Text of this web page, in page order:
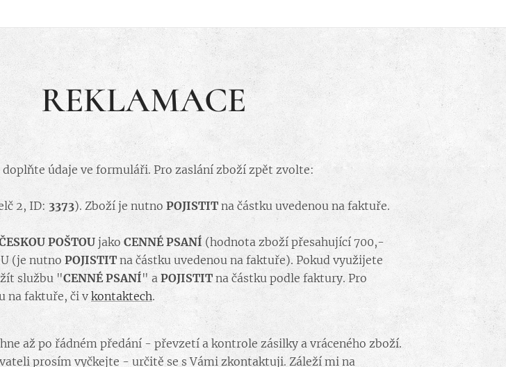
REKLAMACE
údaje ve formuláři. Pro zaslání zboží zpět zvolte:
2, ID: 3373). Zboží je nutno POJISTIT na částku uvedenou na faktuře.
POŠTOU jako CENNÉ PSANÍ (hodnota zboží přesahující 700,-
(je nutno POJISTIT na částku uvedenou na faktuře). Pokud využijete
službu "CENNÉ PSANÍ" aPOJISTIT na částku podle faktury. Pro
na faktuře, či v kontaktech.
až po řádném předání - převzetí a kontrole zásilky a vráceného zboží.
prosím vyčkejte - určitě se s Vámi zkontaktuji. Záleží mi na